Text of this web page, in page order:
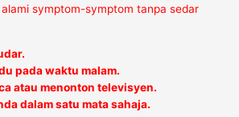
alami symptom-symptom tanpa sedar
pada waktu malam.
atau menonton televisyen.
dalam satu mata sahaja.